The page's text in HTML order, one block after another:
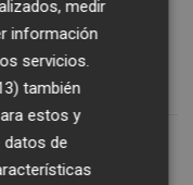
medir
información
servicios.
también
estos y
datos de